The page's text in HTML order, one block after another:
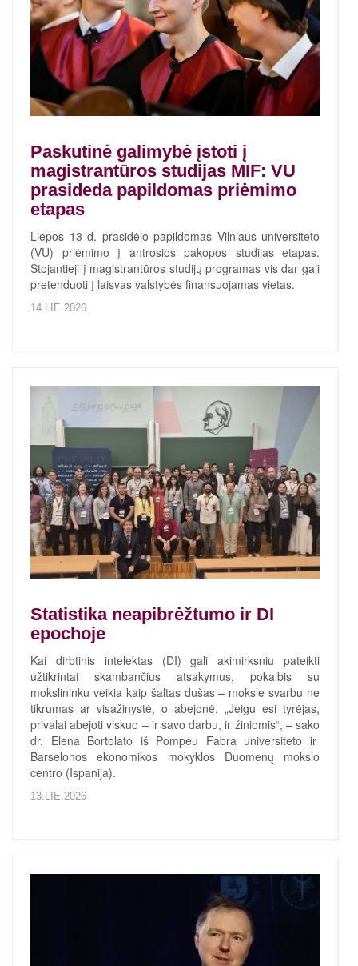
Paskutinė galimybė įstoti į
magistrantūros studijas MIF: VU
prasideda papildomas priėmimo
etapas
Liepos 13 d. prasidėjo papildomas Vilniaus universiteto
(VU) priėmimo į antrosios pakopos studijas etapas.
Stojantieji į magistrantūros studijų programas vis dar gali
pretenduoti į laisvas valstybės finansuojamas vietas.
14.LIE.2026
Statistika neapibrėžtumo ir DI
epochoje
Kai dirbtinis intelektas (DI) gali akimirksniu pateikti
užtikrintai skambančius atsakymus, pokalbis su
mokslininku veikia kaip šaltas dušas – moksle svarbu ne
tikrumas ar visažinystė, o abejonė. „Jeigu esi tyrėjas,
privalai abejoti viskuo – ir savo darbu, ir žiniomis“, – sako
dr. Elena Bortolato iš Pompeu Fabra universiteto ir
Barselonos ekonomikos mokyklos Duomenų mokslo
centro (Ispanija).
13.LIE.2026